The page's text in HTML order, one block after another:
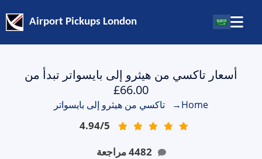
Airport Pickups London
أسعار تاكسي من هيثرو إلى بايسواتر تبدأ من
‎‎£66.00
Home
→ تاكسي من هيثرو إلى بايسواتر
4.94/5
4482مراجعة